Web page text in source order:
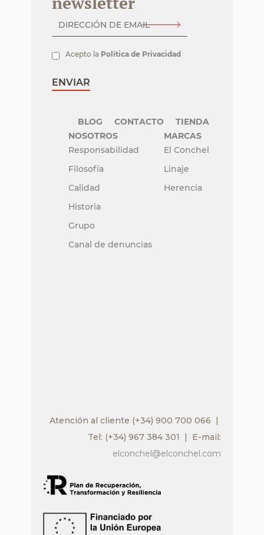
Acepto la Política de Privacidad
TIENDA
CONTACTO
BLOG
MARCAS
El Conchel
Linaje
Herencia
NOSOTROS
Responsabilidad
Filosofía
Calidad
Historia
Grupo
Canal de denuncias
Atención al cliente (+34) 900 700 066 |
Tel: (+34) 967 384 301 | E-mail:
elconchel@elconchel.com